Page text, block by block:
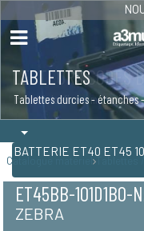
TABLETTES
Tablettes durcies - étanches
BATTERIE ET40 ET45
Catalogue matériel Tablettes
ET45BB-101D1B0-
ZEBRA